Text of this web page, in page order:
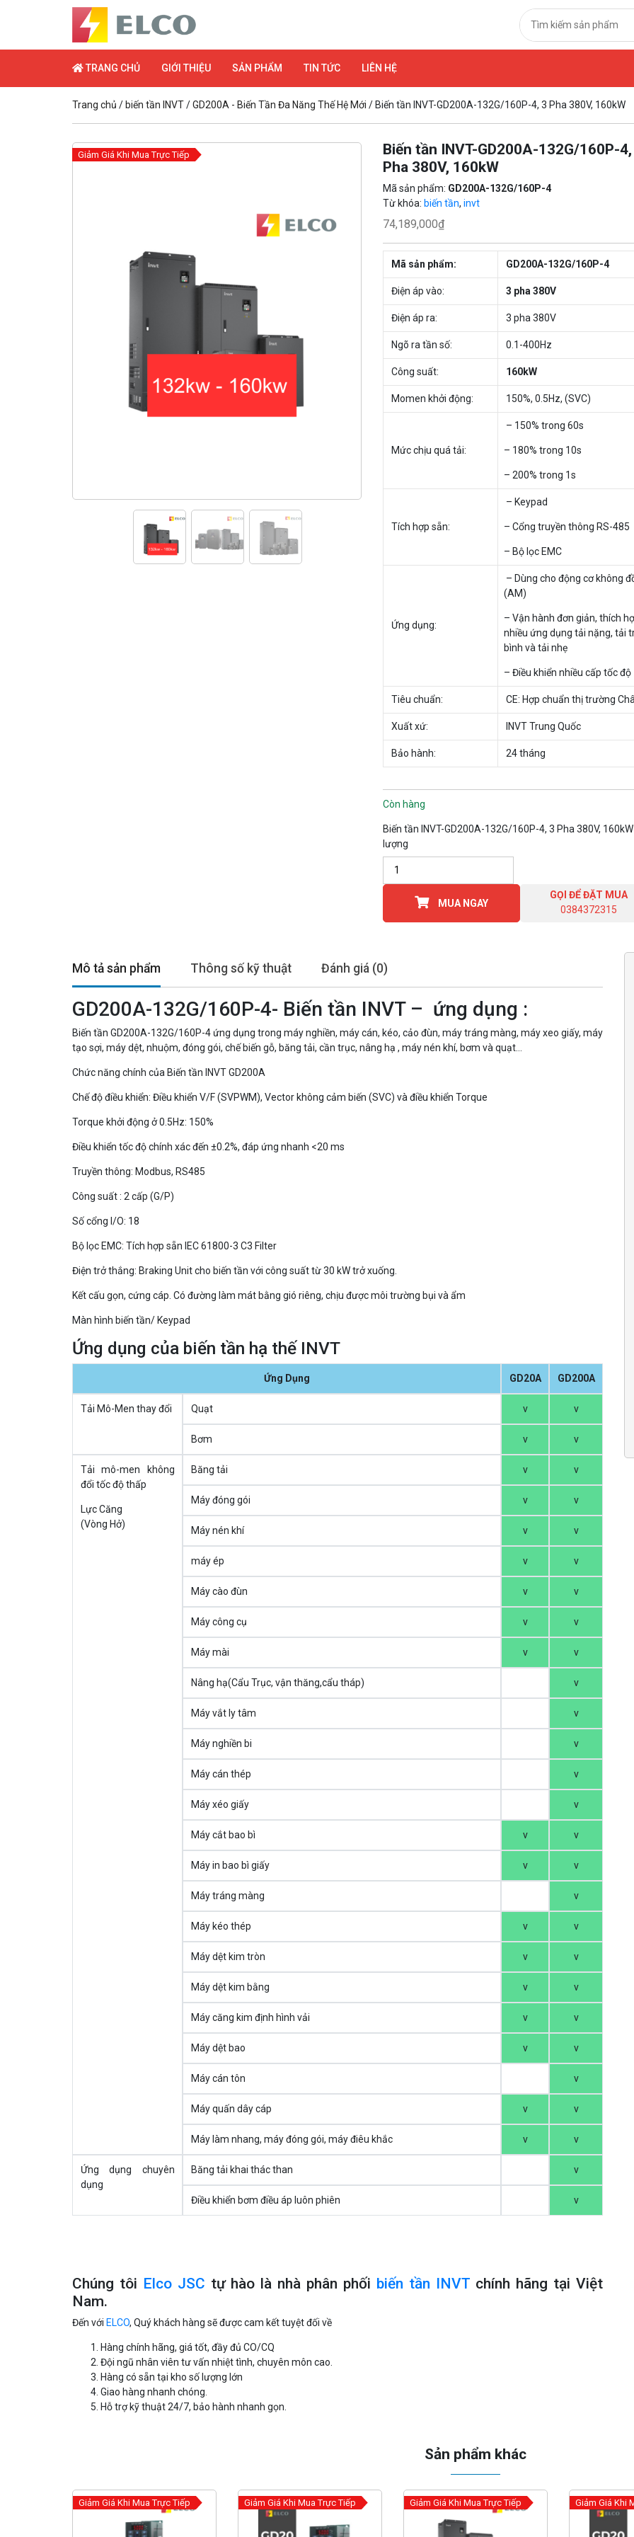
TRANG CHỦ GIỚI THIỆU SẢN PHẨM TIN TỨC LIÊN HỆ
Trang chủ /biến tần INVT/GD200A - Biến Tần Đa Năng Thế Hệ Mới / Biến tần INVT-GD200A-132G/160P-4, 3 Pha 380V, 160kW
Giảm Giá Khi Mua Trực Tiếp
Biến tần INVT-GD200A-132G/160P-
Pha 380V, 160kW
Mã sản phẩm: GD200A-132G/160P-4
Từ khóa: biến tần, invt
74,189,000₫
Mã sản phẩm: GD200A-132G/160P-4
Điện áp vào: 3 pha 380V
Điện áp ra: 3 pha 380V
Ngõ ra tần số: 0.1-400Hz
Công suất: 160kW
Momen khởi động: 150%, 0.5Hz, (SVC)
Mức chịu quá tải:
– 150% trong 60s
– 180% trong 10s
– 200% trong 1s
Tích hợp sẵn:
– Keypad
– Cổng truyền thông RS-485
– Bộ lọc EMC
Ứng dụng:
– Dùng cho động cơ không
(AM)
– Vận hành đơn giản, thích
nhiều ứng dụng tải nặng, tải
bình và tải nhẹ
– Điều khiển nhiều cấp tốc độ
Tiêu chuẩn: CE: Hợp chuẩn thị trường
Xuất xứ: INVT Trung Quốc
Bảo hành: 24 tháng
Còn hàng
Biến tần INVT-GD200A-132G/160P-4, 3 Pha 380V,
lượng
MUA NGAY
GỌI ĐỂ ĐẶT MUA
0384372315
Mô tả sản phẩm Thông số kỹ thuật Đánh giá (0)
GD200A-132G/160P-4- Biến tần INVT – ứng dụng :
Biến tần GD200A-132G/160P-4 ứng dụng trong máy nghiền, máy cán, kéo, cảo đùn, máy tráng màng, máy xeo giấy, máy
tạo sợi, máy dệt, nhuộm, đóng gói, chế biến gỗ, băng tải, cần trục, nâng hạ , máy nén khí, bơm và quạt…
Chức năng chính của Biến tần INVT GD200A
Chế độ điều khiển: Điều khiển V/F (SVPWM), Vector không cảm biến (SVC) và điều khiển Torque
Torque khởi động ở 0.5Hz: 150%
Điều khiển tốc độ chính xác đến ±0.2%, đáp ứng nhanh <20 ms
Truyền thông: Modbus, RS485
Công suất : 2 cấp (G/P)
Số cổng I/O: 18
Bộ lọc EMC: Tích hợp sẵn IEC 61800-3 C3 Filter
Điện trở thắng: Braking Unit cho biến tần với công suất từ 30 kW trở xuống.
Kết cấu gọn, cứng cáp. Có đường làm mát bằng gió riêng, chịu được môi trường bụi và ẩm
Màn hình biến tần/ Keypad
Ứng dụng của biến tần hạ thế INVT
Ứng Dụng GD20A GD200A
Tải Mô-Men thay đổi Quạt v v
Bơm v v
Tải mô-men không
đổi tốc độ thấp
Lực Căng
(Vòng Hở)
Băng tải v v
Máy đóng gói v v
Máy nén khí v v
máy ép v v
Máy cào đùn v v
Máy công cụ v v
Máy mài v v
Nâng hạ(Cẩu Trục, vận thăng,cẩu tháp) v
Máy vắt ly tâm v
Máy nghiền bi v
Máy cán thép v
Máy xéo giấy v
Máy cắt bao bì v v
Máy in bao bì giấy v v
Máy tráng màng v
Máy kéo thép v v
Máy dệt kim tròn v v
Máy dệt kim bằng v v
Máy căng kim định hình vải v v
Máy dệt bao v v
Máy cán tôn v
Máy quấn dây cáp v v
Máy làm nhang, máy đóng gói, máy điêu khắc v v
Ứng dụng chuyên
dụng
Băng tải khai thác than v
Điều khiển bơm điều áp luôn phiên v
Chúng tôi Elco JSC tự hào là nhà phân phối biến tần INVT chính hãng tại Việt
Nam.
Đến với ELCO, Quý khách hàng sẽ được cam kết tuyệt đối về
Hàng chính hãng, giá tốt, đầy đủ CO/CQ
Đội ngũ nhân viên tư vấn nhiệt tình, chuyên môn cao.
Hàng có sẵn tại kho số lượng lớn
Giao hàng nhanh chóng.
Hỗ trợ kỹ thuật 24/7, bảo hành nhanh gọn.
Sản phẩm khác
Giảm Giá Khi Mua Trực Tiếp Giảm Giá Khi Mua Trực Tiếp Giảm Giá Khi Mua Trực Tiếp Giảm Giá Khi